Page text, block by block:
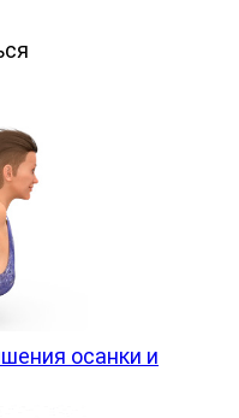
осанки и